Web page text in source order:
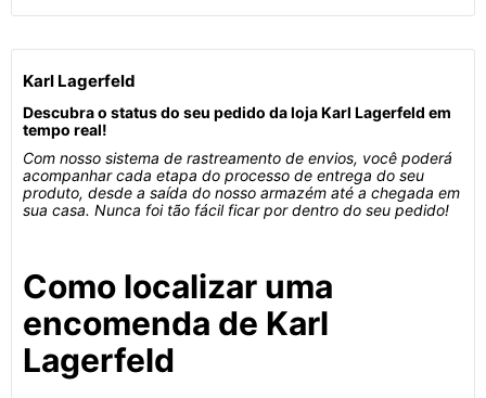
Karl Lagerfeld
Descubra o status do seu pedido da loja Karl Lagerfeld em
tempo real!
Com nosso sistema de rastreamento de envios, você poderá
acompanhar cada etapa do processo de entrega do seu
produto, desde a saída do nosso armazém até a chegada em
sua casa. Nunca foi tão fácil ficar por dentro do seu pedido!
Como localizar uma
encomenda de Karl
Lagerfeld